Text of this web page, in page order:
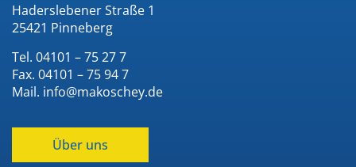
Haderslebener Straße 1
25421 Pinneberg
Tel. 04101 – 75 27 7
Fax. 04101 – 75 94 7
Mail. info@makoschey.de
Über uns